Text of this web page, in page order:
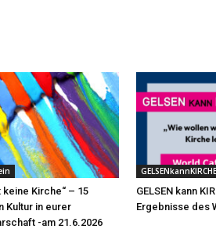
keine Kirche“ – 15
Kultur in eurer
-am 21.6.2026
GELSENkannKIRCHE
GELSEN kann
Ergebnisse des